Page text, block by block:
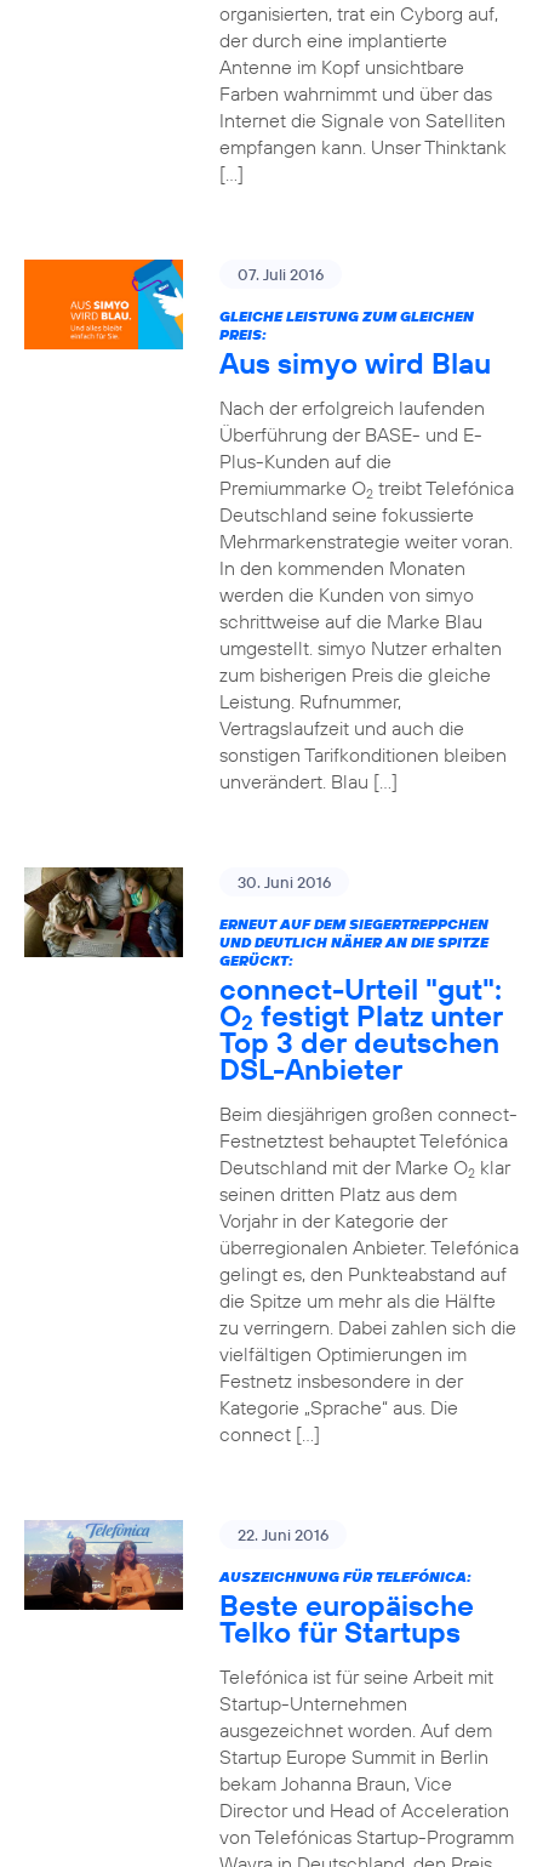
organisierten, trat ein Cyborg auf,
der durch eine implantierte
Antenne im Kopf unsichtbare
Farben wahrnimmt und über das
Internet die Signale von Satelliten
empfangen kann. Unser Thinktank
[…]
07. Juli 2016
GLEICHE LEISTUNG ZUM GLEICHEN
PREIS:
Aus simyo wird Blau
Nach der erfolgreich laufenden
Überführung der BASE- und E-
Plus-Kunden auf die
Premiummarke O2treibt Telefónica
Deutschland seine fokussierte
Mehrmarkenstrategie weiter voran.
In den kommenden Monaten
werden die Kunden von simyo
schrittweise auf die Marke Blau
umgestellt. simyo Nutzer erhalten
zum bisherigen Preis die gleiche
Leistung. Rufnummer,
Vertragslaufzeit und auch die
sonstigen Tarifkonditionen bleiben
unverändert. Blau […]
30. Juni 2016
ERNEUT AUF DEM SIEGERTREPPCHEN
UND DEUTLICH NÄHER AN DIE SPITZE
GERÜCKT:
connect-Urteil "gut":
O2 festigt Platz unter
Top 3 der deutschen
DSL-Anbieter
Beim diesjährigen großen connect-
Festnetztest behauptet Telefónica
Deutschland mit der Marke O2klar
seinen dritten Platz aus dem
Vorjahr in der Kategorie der
überregionalen Anbieter. Telefónica
gelingt es, den Punkteabstand auf
die Spitze um mehr als die Hälfte
zu verringern. Dabei zahlen sich die
vielfältigen Optimierungen im
Festnetz insbesondere in der
Kategorie „Sprache“ aus. Die
connect […]
22. Juni 2016
AUSZEICHNUNG FÜR TELEFÓNICA:
Beste europäische
Telko für Startups
Telefónica ist für seine Arbeit mit
Startup-Unternehmen
ausgezeichnet worden. Auf dem
Startup Europe Summit in Berlin
bekam Johanna Braun, Vice
Director und Head of Acceleration
von Telefónicas Startup-Programm